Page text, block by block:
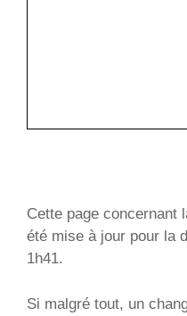
Cette page concernant
été mise à jour pour la
1h41.
Si malgré tout, un